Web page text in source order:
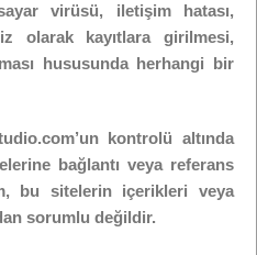
virüsü, iletişim hatası,
olarak kayıtlara girilmesi,
hususunda herhangi bir
kontrolü altında
bağlantı veya referans
bu sitelerin içerikleri veya
sorumlu değildir.